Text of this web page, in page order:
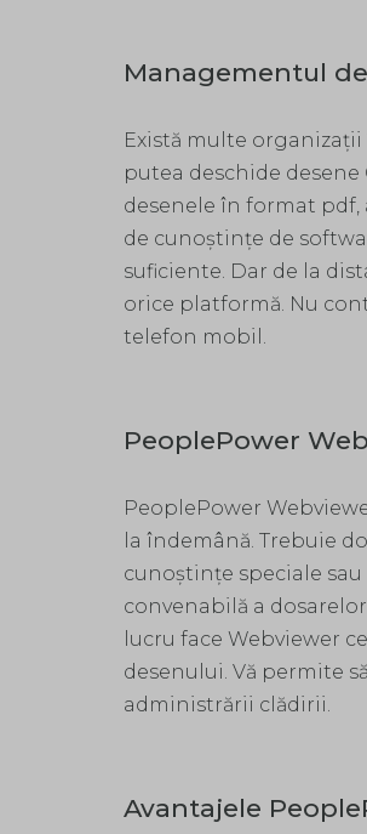
Managementul
Există multe
putea deschide desene
desenele în format pdf,
de cunoștințe de
suficiente. Dar de la
orice platformă. Nu
telefon mobil.
PeoplePower
PeoplePower
la îndemână. Trebuie
cunoștințe speciale
convenabilă a
lucru face Webviewer
desenului. Vă permite
administrării clădirii.
Avantajele